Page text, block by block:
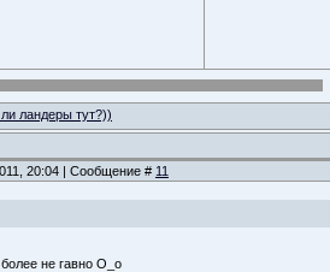
ландеры тут?))
20:04 | Сообщение # 11
не гавно О_о